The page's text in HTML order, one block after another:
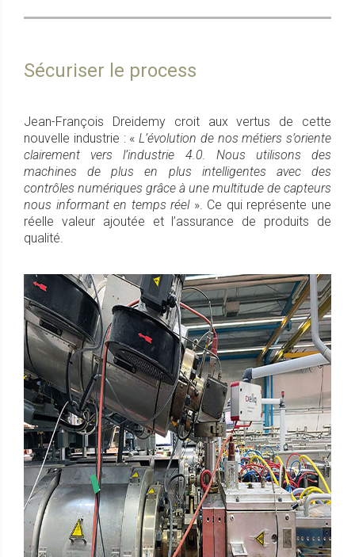
Sécuriser le process
Jean-François Dreidemy croit aux vertus de cette
nouvelle industrie : « L’évolution de nos métiers s’oriente
clairement vers l’industrie 4.0. Nous utilisons des
machines de plus en plus intelligentes avec des
contrôles numériques grâce à une multitude de capteurs
nous informant en temps réel». Ce qui représente une
réelle valeur ajoutée et l’assurance de produits de
qualité.